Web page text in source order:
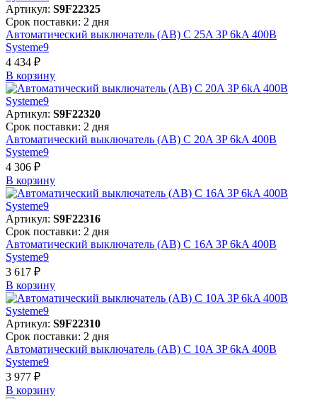
Артикул: S9F22325
Срок поставки: 2 дня
Автоматический выключатель (АВ) C 25A 3P 6kA 400В
Systeme9
4 434 ₽
В корзинy
Артикул: S9F22320
Срок поставки: 2 дня
Автоматический выключатель (АВ) C 20A 3P 6kA 400В
Systeme9
4 306 ₽
В корзинy
Артикул: S9F22316
Срок поставки: 2 дня
Автоматический выключатель (АВ) C 16A 3P 6kA 400В
Systeme9
3 617 ₽
В корзинy
Артикул: S9F22310
Срок поставки: 2 дня
Автоматический выключатель (АВ) C 10A 3P 6kA 400В
Systeme9
3 977 ₽
В корзинy